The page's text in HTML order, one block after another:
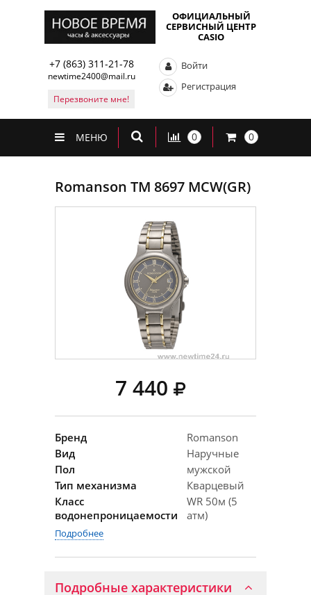
ОФИЦИАЛЬНЫЙ
СЕРВИСНЫЙ ЦЕНТР
CASIO
+7 (863) 311-21-78
newtime2400@mail.ru
Перезвоните мне!
Войти
Регистрация
МЕНЮ 0 0
Romanson TM 8697 MCW(GR)
7 440
Бренд
Romanson
Вид
Наручные
Пол
мужской
Тип механизма
Кварцевый
Класс
водонепроницаемости
WR 50м (5
атм)
Подробнее
Подробные характеристики